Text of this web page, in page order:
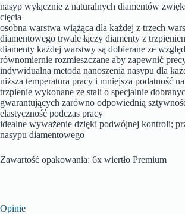
nasyp wyłącznie z naturalnych diamentów
cięcia
osobna warstwa wiążąca dla każdej z trzech
diamentowego trwale łączy diamenty z
diamenty każdej warstwy są dobierane ze
równomiernie rozmieszczane aby zapewnić
indywidualna metoda nanoszenia nasypu dla
niższa temperatura pracy i mniejsza podatność
trzpienie wykonane ze stali o specjalnie
gwarantujących zarówno odpowiednią
elastyczność podczas pracy
idealne wyważenie dzięki podwójnej kontroli;
nasypu diamentowego
Zawartość opakowania: 6x wiertło Premium
Opinie